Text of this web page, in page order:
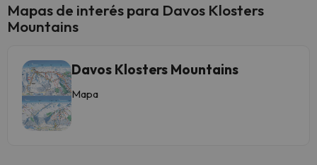
Mapas de interés para Davos Klosters
Mountains
Davos Klosters Mountains
Mapa